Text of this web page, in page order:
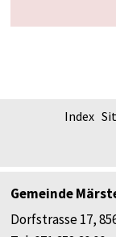
FOOTER
Index
Gemeinde
Dorfstrasse 17,